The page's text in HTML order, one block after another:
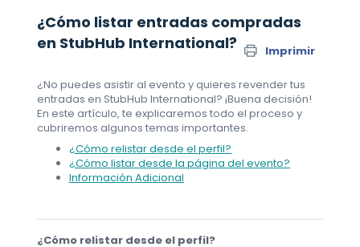
¿Cómo listar entradas compradas
en StubHub International?
Imprimir
¿No puedes asistir al evento y quieres revender tus
entradas en StubHub International? ¡Buena decisión!
En este artículo, te explicaremos todo el proceso y
cubriremos algunos temas importantes.
¿Cómo relistar desde el perfil?
¿Cómo listar desde la página del evento?
Información Adicional
¿Cómo relistar desde el perfil?